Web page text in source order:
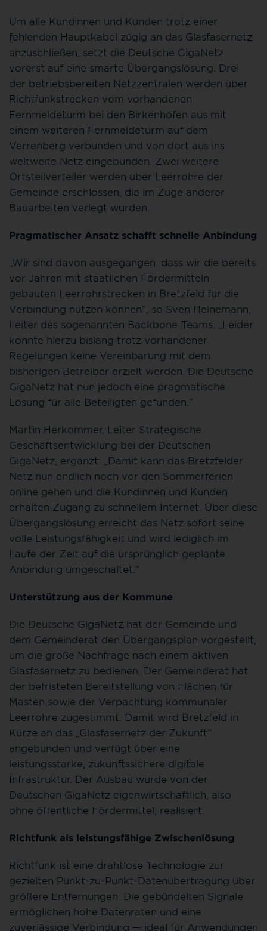
Um alle Kundinnen und Kunden trotz einer
fehlenden Hauptkabel zügig an das Glasfasernetz
anzuschließen, setzt die Deutsche GigaNetz
vorerst auf eine smarte Übergangslösung. Drei
der betriebsbereiten Netzzentralen werden über
Richtfunkstrecken vom vorhandenen
Fernmeldeturm bei den Birkenhöfen aus mit
einem weiteren Fernmeldeturm auf dem
Verrenberg verbunden und von dort aus ins
weltweite Netz eingebunden. Zwei weitere
Ortsteilverteiler werden über Leerrohre der
Gemeinde erschlossen, die im Zuge anderer
Bauarbeiten verlegt wurden.
Pragmatischer Ansatz schafft schnelle Anbindung
„Wir sind davon ausgegangen, dass wir die bereits
vor Jahren mit staatlichen Fördermitteln
gebauten Leerrohrstrecken in Bretzfeld für die
Verbindung nutzen können“, so Sven Heinemann,
Leiter des sogenannten Backbone-Teams. „Leider
konnte hierzu bislang trotz vorhandener
Regelungen keine Vereinbarung mit dem
bisherigen Betreiber erzielt werden. Die Deutsche
GigaNetz hat nun jedoch eine pragmatische
Lösung für alle Beteiligten gefunden.“
Martin Herkommer, Leiter Strategische
Geschäftsentwicklung bei der Deutschen
GigaNetz, ergänzt: „Damit kann das Bretzfelder
Netz nun endlich noch vor den Sommerferien
online gehen und die Kundinnen und Kunden
erhalten Zugang zu schnellem Internet. Über diese
Übergangslösung erreicht das Netz sofort seine
volle Leistungsfähigkeit und wird lediglich im
Laufe der Zeit auf die ursprünglich geplante
Anbindung umgeschaltet.“
Unterstützung aus der Kommune
Die Deutsche GigaNetz hat der Gemeinde und
dem Gemeinderat den Übergangsplan vorgestellt,
um die große Nachfrage nach einem aktiven
Glasfasernetz zu bedienen. Der Gemeinderat hat
der befristeten Bereitstellung von Flächen für
Masten sowie der Verpachtung kommunaler
Leerrohre zugestimmt. Damit wird Bretzfeld in
Kürze an das „Glasfasernetz der Zukunft“
angebunden und verfügt über eine
leistungsstarke, zukunftssichere digitale
Infrastruktur. Der Ausbau wurde von der
Deutschen GigaNetz eigenwirtschaftlich, also
ohne öffentliche Fördermittel, realisiert.
Richtfunk als leistungsfähige Zwischenlösung
Richtfunk ist eine drahtlose Technologie zur
gezielten Punkt-zu-Punkt-Datenübertragung über
größere Entfernungen. Die gebündelten Signale
ermöglichen hohe Datenraten und eine
zuverlässige Verbindung — ideal für Anwendungen